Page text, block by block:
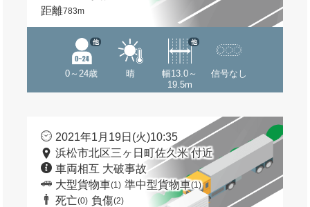
距離783m
0～24歳
他
晴
幅13.0～
19.5m
他
信号なし
2021年1月19日(火)10:35
浜松市北区三ヶ日町佐久米 付近
車両相互 大破事故
大型貨物車(1) 準中型貨物車(1)
死亡(0) 負傷(2)